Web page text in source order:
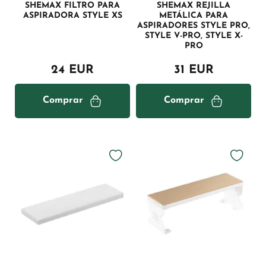
SHEMAX FILTRO PARA
ASPIRADORA STYLE XS
24 EUR
Comprar
SHEMAX REJILLA
METÁLICA PARA
ASPIRADORES STYLE PRO,
STYLE V-PRO, STYLE X-
PRO
31 EUR
Comprar